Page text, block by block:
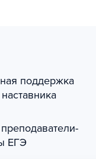
поддержка
ЕГЭ